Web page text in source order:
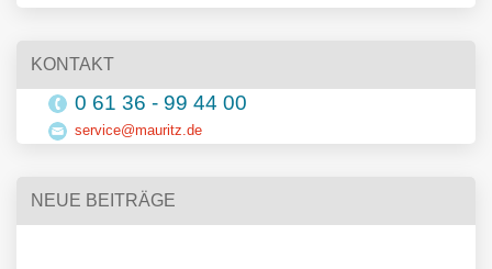
KONTAKT
0 61 36 - 99 44 00
service@mauritz.de
NEUE BEITRÄGE